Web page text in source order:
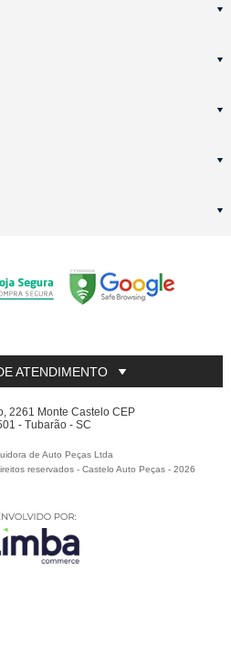
ATENDIMENTO
2261 Monte Castelo CEP
- Tubarão - SC
de Auto Peças Ltda
reservados -Castelo Auto Peças -2026